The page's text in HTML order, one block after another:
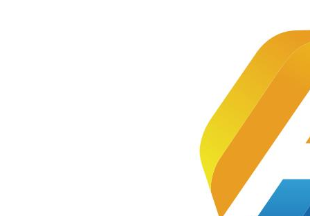
西藏技
师学院
【软件
开发】
和【网